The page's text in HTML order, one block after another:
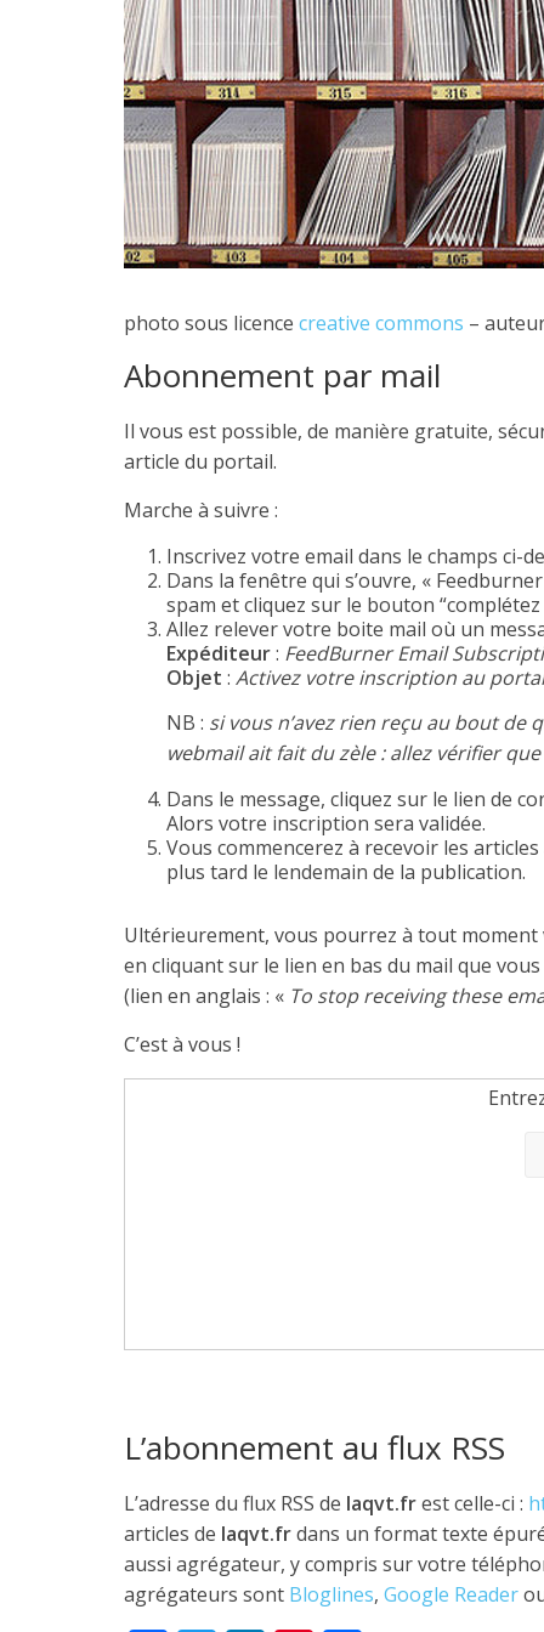
photo sous licence creative commons –
Abonnement par mail
Il vous est possible, de manière gratuite,
article du portail.
Marche à suivre :
Inscrivez votre email dans le champs ci-
Dans la fenêtre qui s’ouvre, «
spam et cliquez sur le bouton
Allez relever votre boite mail où un
Expéditeur: FeedBurner Email
Objet : Activez votre inscription au
NB : si vous n’avez rien reçu au bout de
webmail ait fait du zèle : allez vérifier
Dans le message, cliquez sur le lien de
Alors votre inscription sera validée.
Vous commencerez à recevoir les
plus tard le lendemain de la publication.
Ultérieurement, vous pourrez à tout moment
en cliquant sur le lien en bas du mail que vous
(lien en anglais : « To stop receiving these
C’est à vous !
L’abonnement au flux RSS
L’adresse du flux RSS de laqvt.frest celle-ci :
articles de laqvt.frdans un format texte
aussi agrégateur, y compris sur votre
agrégateurs sont Bloglines, Google Reader